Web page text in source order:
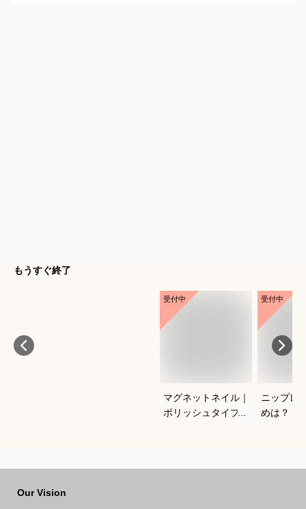
もうすぐ終了
受付中
マグネットネイル｜
ポリッシュタイプで
受付中
ニップレ
めは？
Our Vision